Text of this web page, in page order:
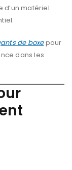
matériel
de boxepour
dans les